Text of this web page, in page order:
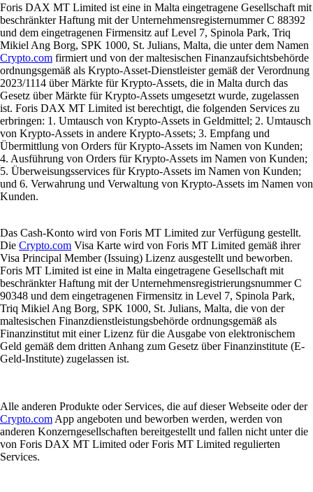
Foris DAX MT Limited ist eine in Malta eingetragene Gesellschaft mit
beschränkter Haftung mit der Unternehmensregisternummer C 88392
und dem eingetragenen Firmensitz auf Level 7, Spinola Park, Triq
Mikiel Ang Borg, SPK 1000, St. Julians, Malta, die unter dem Namen
Crypto.com firmiert und von der maltesischen Finanzaufsichtsbehörde
ordnungsgemäß als Krypto-Asset-Dienstleister gemäß der Verordnung
2023/1114 über Märkte für Krypto-Assets, die in Malta durch das
Gesetz über Märkte für Krypto-Assets umgesetzt wurde, zugelassen
ist. Foris DAX MT Limited ist berechtigt, die folgenden Services zu
erbringen: 1. Umtausch von Krypto-Assets in Geldmittel; 2. Umtausch
von Krypto-Assets in andere Krypto-Assets; 3. Empfang und
Übermittlung von Orders für Krypto-Assets im Namen von Kunden;
4. Ausführung von Orders für Krypto-Assets im Namen von Kunden;
5. Überweisungsservices für Krypto-Assets im Namen von Kunden;
und 6. Verwahrung und Verwaltung von Krypto-Assets im Namen von
Kunden.
Das Cash-Konto wird von Foris MT Limited zur Verfügung gestellt.
Die Crypto.com Visa Karte wird von Foris MT Limited gemäß ihrer
Visa Principal Member (Issuing) Lizenz ausgestellt und beworben.
Foris MT Limited ist eine in Malta eingetragene Gesellschaft mit
beschränkter Haftung mit der Unternehmensregistrierungsnummer C
90348 und dem eingetragenen Firmensitz in Level 7, Spinola Park,
Triq Mikiel Ang Borg, SPK 1000, St. Julians, Malta, die von der
maltesischen Finanzdienstleistungsbehörde ordnungsgemäß als
Finanzinstitut mit einer Lizenz für die Ausgabe von elektronischem
Geld gemäß dem dritten Anhang zum Gesetz über Finanzinstitute (E-
Geld-Institute) zugelassen ist.
Alle anderen Produkte oder Services, die auf dieser Webseite oder der
Crypto.com App angeboten und beworben werden, werden von
anderen Konzerngesellschaften bereitgestellt und fallen nicht unter die
von Foris DAX MT Limited oder Foris MT Limited regulierten
Services.